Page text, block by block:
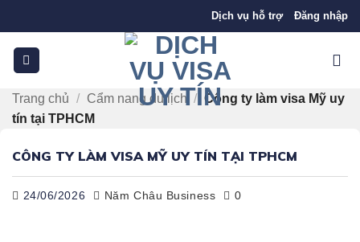
qua
nội
dung
Dịch vụ hỗ trợ Đăng nhập
Trang chủ / Cẩm nang du lịch / Công ty làm visa Mỹ uy
tín tại TPHCM
CÔNG TY LÀM VISA MỸ UY TÍN TẠI TPHCM
24/06/2026 Năm Châu Business 0